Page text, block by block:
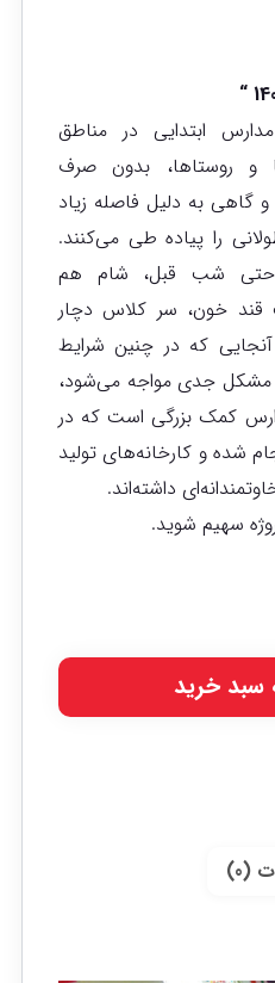
ابتدايی در مناطق
و روستاها، بدون صرف
گاهی به دليل فاصله زیاد
را پياده طی می‌كنند.
حتی شب قبل، شام هم
قند خون، سر کلاس دچار
كه در چنین شرایط
مشكل جدی مواجه می‌شود،
کمک بزرگی است که در
شده و كارخانه‌های توليد
داشته‌اند.
سهیم شوید.
سبد خرید
(0)